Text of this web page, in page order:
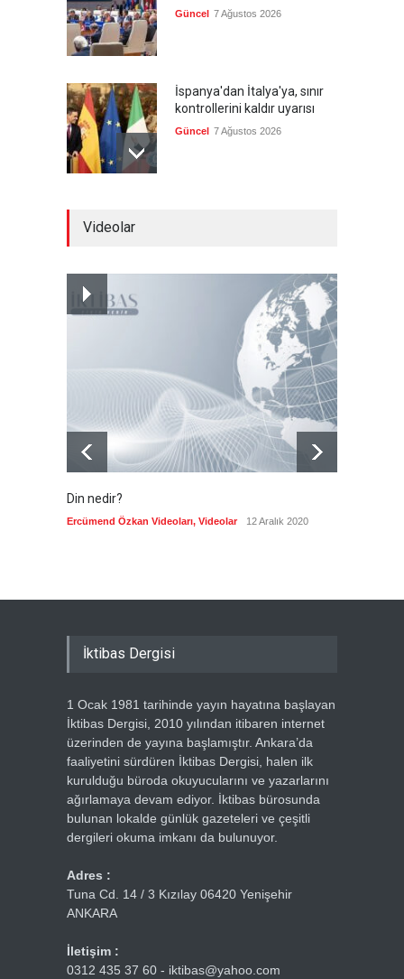
Güncel 7 Ağustos 2026
İspanya'dan İtalya'ya, sınır
kontrollerini kaldır uyarısı
Güncel 7 Ağustos 2026
Fransa'nın sosyal medyaya
yasak talebine ABD'den sert
Güncel 7 Ağustos 2026
Videolar
Din nedir?
Ercümend Özkan Videoları, Videolar 12 Aralık 2020
İktibas Dergisi
1 Ocak 1981 tarihinde yayın hayatına başlayan
İktibas Dergisi, 2010 yılından itibaren internet
üzerinden de yayına başlamıştır. Ankara’da
faaliyetini sürdüren İktibas Dergisi, halen ilk
kurulduğu büroda okuyucularını ve yazarlarını
ağırlamaya devam ediyor. İktibas bürosunda
bulunan lokalde günlük gazeteleri ve çeşitli
dergileri okuma imkanı da bulunuyor.
Adres :
Tuna Cd. 14 / 3 Kızılay 06420 Yenişehir
ANKARA
İletişim :
0312 435 37 60 - iktibas@yahoo.com